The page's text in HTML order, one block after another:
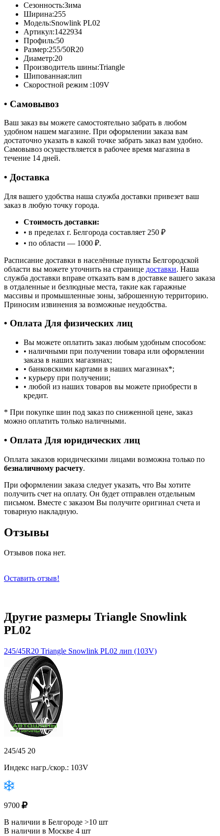
Сезонность:Зима
Ширина:255
Модель:Snowlink PL02
Артикул:1422934
Профиль:50
Размер:255/50R20
Диаметр:20
Производитель шины:Triangle
Шипованная:лип
Скоростной режим :109V
• Самовывоз
Ваш заказ вы можете самостоятельно забрать в любом
удобном нашем магазине. При оформлении заказа вам
достаточно указать в какой точке забрать заказ вам удобно.
Самовывоз осуществляется в рабочее время магазина в
течение 14 дней.
• Доставка
Для вашего удобства наша служба доставки привезет ваш
заказ в любую точку города.
Стоимость доставки:
• в пределах г. Белгорода составляет 250 ₽
• по области — 1000 ₽.
Расписание доставки в населённые пункты Белгородской
области вы можете уточнить на странице доставки. Наша
служба доставки вправе отказать вам в доставке вашего заказа
в отдаленные и безлюдные места, такие как гаражные
массивы и промышленные зоны, заброшенную территорию.
Приносим извинения за возможные неудобства.
• Оплата Для физических лиц
Вы можете оплатить заказ любым удобным способом:
• наличными при получении товара или оформлении
заказа в наших магазинах;
• банковскими картами в наших магазинах*;
• курьеру при получении;
• любой из наших товаров вы можете приобрести в
кредит.
* При покупке шин под заказ по сниженной цене, заказ
можно оплатить только наличными.
• Оплата Для юридических лиц
Оплата заказов юридическими лицами возможна только по
безналичному расчету.
При оформлении заказа следует указать, что Вы хотите
получить счет на оплату. Он будет отправлен отдельным
письмом. Вместе с заказом Вы получите оригинал счета и
товарную накладную.
Отзывы
Отзывов пока нет.
Оставить отзыв!
Другие размеры Triangle Snowlink
PL02
245/45R20 Triangle Snowlink PL02 лип (103V)
245/45 20
Индекс нагр./скор.: 103V
9700
В наличии в Белгороде >10 шт
В наличии в Москве 4 шт